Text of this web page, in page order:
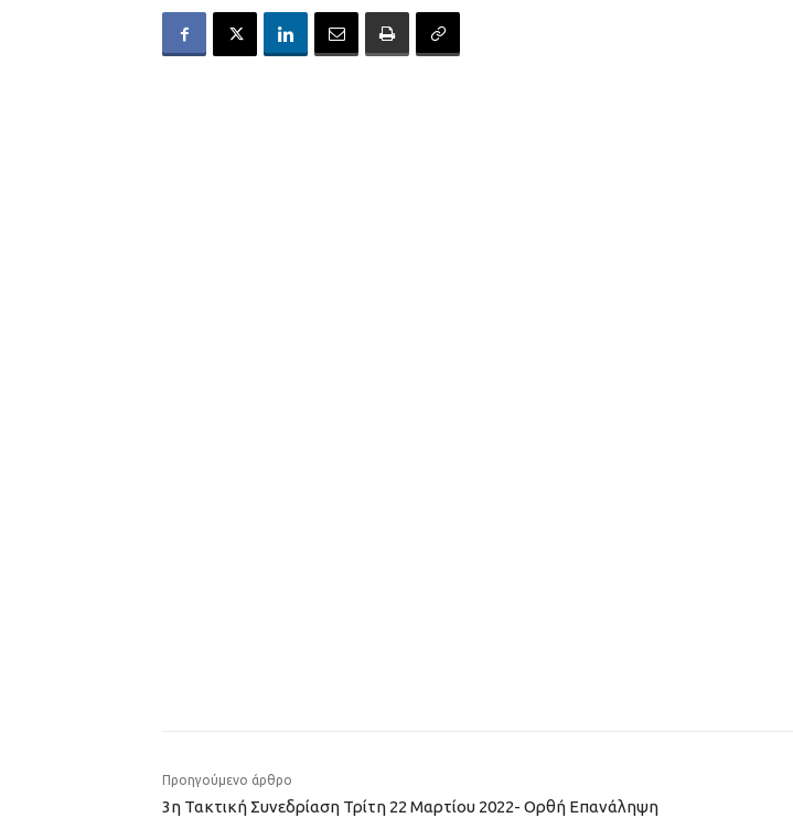
Προηγούμενο άρθρο
3η Τακτική Συνεδρίαση Τρίτη 22 Μαρτίου 2022- Ορθή Επανάληψη